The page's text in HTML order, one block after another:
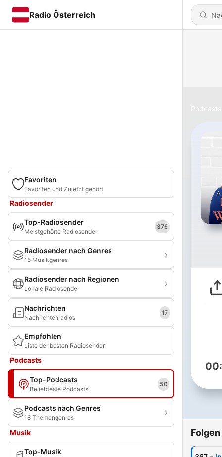
Radio Österreich
Favoriten
Favoriten und Zuletzt gehört
Radiosender
Top-Radiosender
Meistgehörte Radiosender
376
Radiosender nach Genres
15 Musikgenres
Radiosender nach Regionen
Lokale Radiosender
Nachrichten
Nachrichtenradios
17
Empfohlen
Liste der besten Radiosender
Podcasts
Top-Podcasts
Beliebteste Podcasts
50
Podcasts nach Genres
18 Themengenres
Musik
Top-Musik
Folgen